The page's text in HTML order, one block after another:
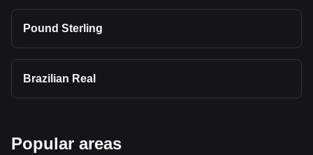
Pound Sterling
Brazilian Real
Popular areas